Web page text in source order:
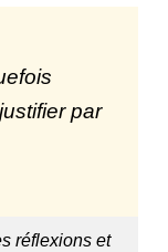
par
réflexions et